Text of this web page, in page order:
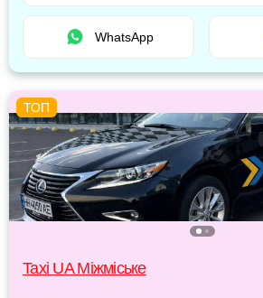
WhatsApp
Taxi UA Міжміське